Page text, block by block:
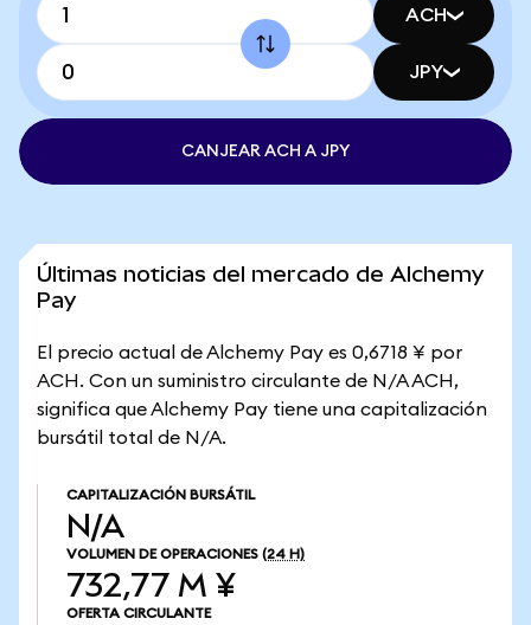
ACH
JPY
CANJEAR ACH A JPY
Últimas noticias del mercado de Alchemy
Pay
El precio actual de Alchemy Pay es 0,6718 ¥ por
ACH. Con un suministro circulante de N/A ACH,
significa que Alchemy Pay tiene una capitalización
bursátil total de N/A.
CAPITALIZACIÓN BURSÁTIL
N/A
VOLUMEN DE OPERACIONES (24 H)
732,77 M ¥
OFERTA CIRCULANTE